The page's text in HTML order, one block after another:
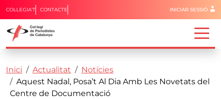
Vés al contingut
Capçalera
COL·LEGIA'T CONTACTE Menú del
INICIAR SESSIÓ
Fil d'ariadna
Inici Actualitat
Notícies
Aquest Nadal, Posa’t Al Dia Amb Les Novetats del
Centre de Documentació